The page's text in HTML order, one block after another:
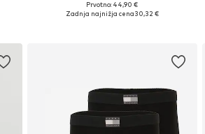
Razpoložljive velikosti: XS, S, M, L, XL, XXL
Prvotno: 44,90 €
Zadnja najnižja cena30,32 €